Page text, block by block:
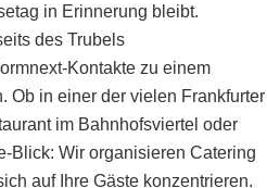
in Erinnerung bleibt.
des Trubels
Kontakte zu einem
Ob in einer der vielen Frankfurter
im Bahnhofsviertel oder
Blick: Wir organisieren Catering
auf Ihre Gäste konzentrieren.